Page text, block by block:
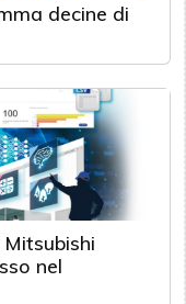
decine di
nel